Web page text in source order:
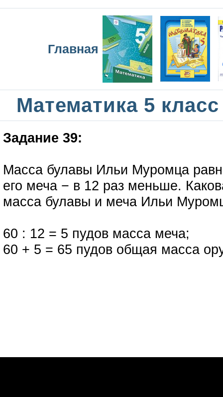
Главная
Математика 5
Задание 39:
Масса булавы Ильи Муромца
его меча − в 12 раз меньше.
масса булавы и меча Ильи
60 : 12 = 5 пудов масса меча;
60 + 5 = 65 пудов общая масса